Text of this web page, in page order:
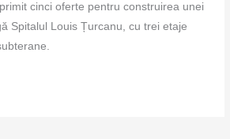
cinci oferte pentru construirea unei
Spitalul Louis Țurcanu, cu trei etaje